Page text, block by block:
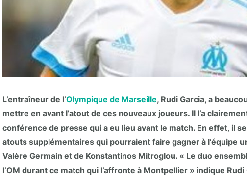
L’entraîneur de l’Olympique de Marseille, Rudi Garcia, a
mettre en avant l’atout de ces nouveaux joueurs. Il l’a
conférence de presse qui a eu lieu avant le match. En effet, il
atouts supplémentaires qui pourraient faire gagner à l’équipe
Valère Germain et de Konstantinos Mitroglou. « Le duo
l’OM durant ce match qui l’affronte à Montpellier » indique